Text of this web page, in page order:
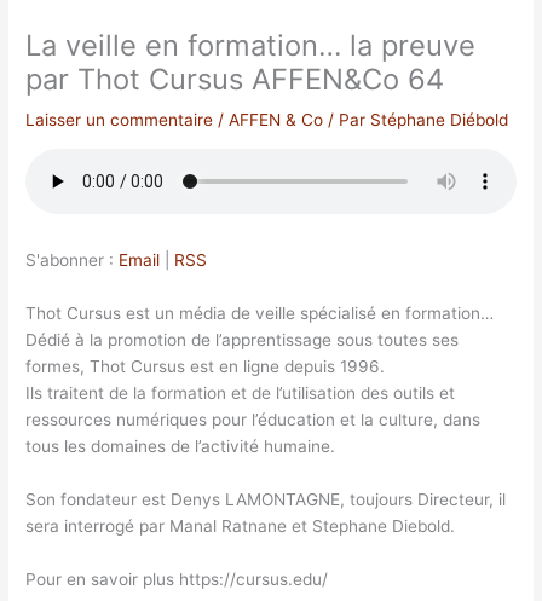
La veille en formation… la preuve
par Thot Cursus AFFEN&Co 64
Laisser un commentaire /AFFEN & Co / Par Stéphane Diébold
S'abonner : Email RSS
Thot Cursus est un média de veille spécialisé en formation…
Dédié à la promotion de l’apprentissage sous toutes ses
formes, Thot Cursus est en ligne depuis 1996.
Ils traitent de la formation et de l’utilisation des outils et
ressources numériques pour l’éducation et la culture, dans
tous les domaines de l’activité humaine.
Son fondateur est Denys LAMONTAGNE, toujours Directeur, il
sera interrogé par Manal Ratnane et Stephane Diebold.
Pour en savoir plus https://cursus.edu/